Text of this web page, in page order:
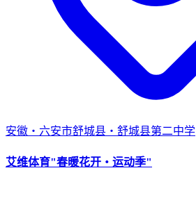
安徽・六安市舒城县・舒城县第二中学
艾维体育"春暖花开・运动季"